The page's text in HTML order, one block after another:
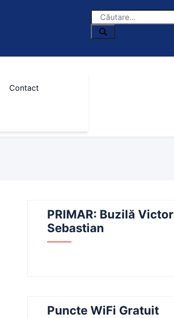
Contact
PRIMAR: Buzilă Victor
Sebastian
Puncte WiFi Gratuit